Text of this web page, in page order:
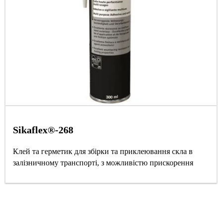
Sikaflex®-268
Клей та герметик для збірки та приклеювання скла в
залізничному транспорті, з можливістю прискорення